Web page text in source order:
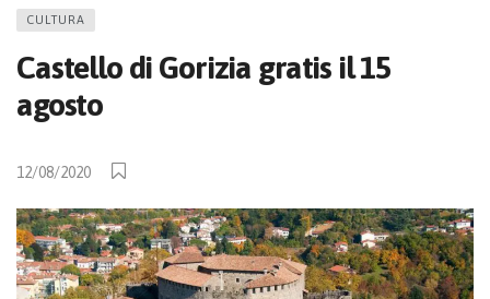
CULTURA
Castello di Gorizia gratis il 15
agosto
12/08/2020